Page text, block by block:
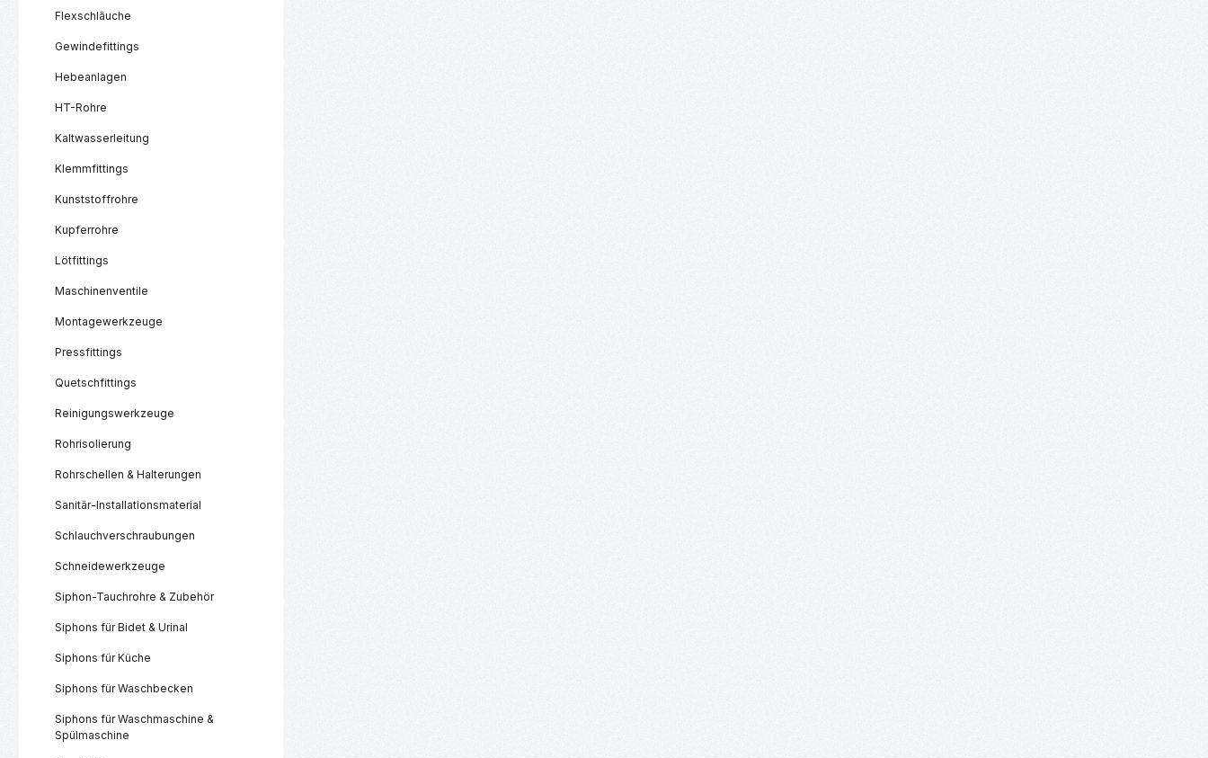
Flexschläuche
Gewindefittings
Hebeanlagen
HT-Rohre
Kaltwasserleitung
Klemmfittings
Kunststoffrohre
Kupferrohre
Lötfittings
Maschinenventile
Montagewerkzeuge
Pressfittings
Quetschfittings
Reinigungswerkzeuge
Rohrisolierung
Rohrschellen & Halterungen
Sanitär-Installationsmaterial
Schlauchverschraubungen
Schneidewerkzeuge
Siphon-Tauchrohre & Zubehör
Siphons für Bidet & Urinal
Siphons für Küche
Siphons für Waschbecken
Siphons für Waschmaschine &
Spülmaschine